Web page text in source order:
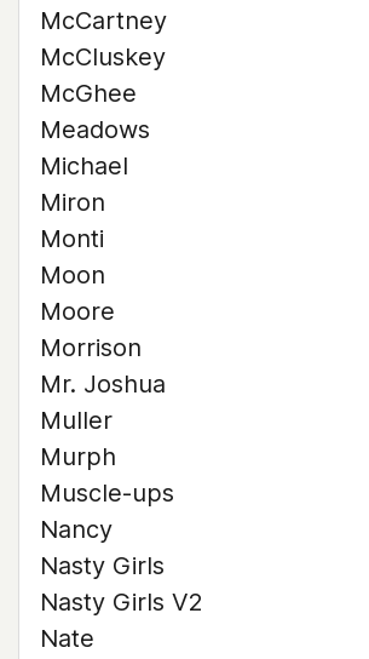
McCartney
McCluskey
McGhee
Meadows
Michael
Miron
Monti
Moon
Moore
Morrison
Mr. Joshua
Muller
Murph
Muscle-ups
Nancy
Nasty Girls
Nasty Girls V2
Nate